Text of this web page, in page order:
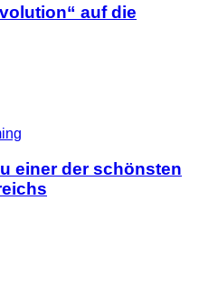
auf die
einer der schönsten